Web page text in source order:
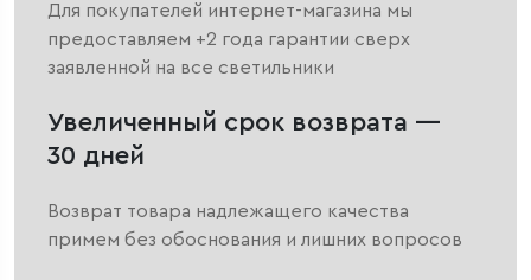
Для покупателей интернет-магазина мы
предоставляем +2 года гарантии сверх
заявленной на все светильники
Увеличенный срок возврата —
30 дней
Возврат товара надлежащего качества
примем без обоснования и лишних вопросов